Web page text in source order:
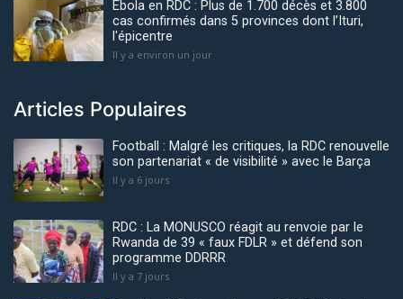
Ebola en RDC : Plus de 1.700 décès et 3.800
cas confirmés dans 5 provinces dont l’Ituri,
l'épicentre
Il y a environ un jour
Articles Populaires
Football : Malgré les critiques, la RDC renouvelle
son partenariat « de visibilité » avec le Barça
Il y a 6 jours
RDC : La MONUSCO réagit au renvoie par le
Rwanda de 39 « faux FDLR » et défend son
programme DDRRR
Il y a 7 jours